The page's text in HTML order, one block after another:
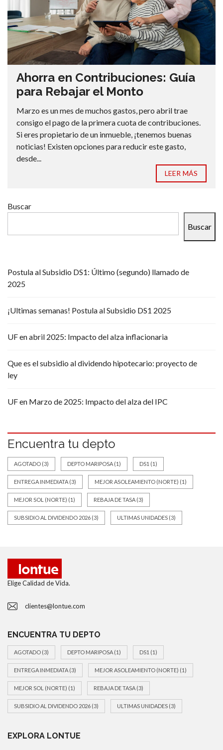
Ahorra en Contribuciones: Guía
para Rebajar el Monto
Marzo es un mes de muchos gastos, pero abril trae
consigo el pago de la primera cuota de contribuciones.
Si eres propietario de un inmueble, ¡tenemos buenas
noticias! Existen opciones para reducir este gasto,
desde...
LEER MÁS
Buscar
Buscar
Postula al Subsidio DS1: Último (segundo) llamado de
2025
¡Ultimas semanas! Postula al Subsidio DS1 2025
UF en abril 2025: Impacto del alza inflacionaria
Que es el subsidio al dividendo hipotecario: proyecto de
ley
UF en Marzo de 2025: Impacto del alza del IPC
Encuentra tu depto
AGOTADO (3) DEPTO MARIPOSA (1) DS1 (1)
ENTREGA INMEDIATA (3) MEJOR ASOLEAMIENTO (NORTE) (1)
MEJOR SOL (NORTE) (1) REBAJA DE TASA (3)
SUBSIDIO AL DIVIDENDO 2026 (3) ULTIMAS UNIDADES (3)
Elige Calidad de Vida.
clientes@lontue.com
ENCUENTRA TU DEPTO
AGOTADO (3) DEPTO MARIPOSA (1) DS1 (1)
ENTREGA INMEDIATA (3) MEJOR ASOLEAMIENTO (NORTE) (1)
MEJOR SOL (NORTE) (1) REBAJA DE TASA (3)
SUBSIDIO AL DIVIDENDO 2026 (3) ULTIMAS UNIDADES (3)
EXPLORA LONTUE